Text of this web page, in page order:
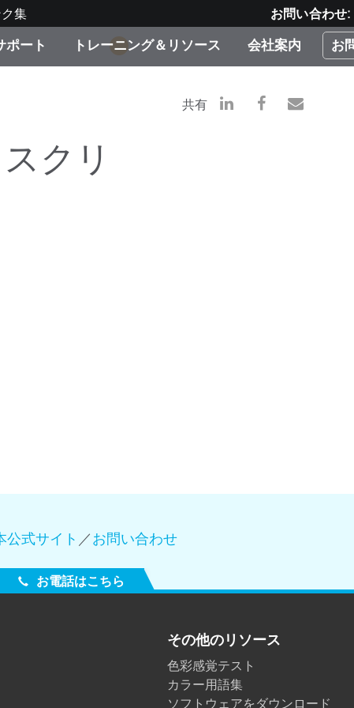
集 お問い合わせ:
生産終了製品：アップグレー
キャンペーン
機材貸出サービス（無料）
ディスプレイメーカー＆プリ
ンターメーカー対象 OEM ソ
ポート トレーニング＆リソース 会社案内 お
1
共有
クリ
公式サイト ／お問い合わせ
お電話はこちら
その他のリソース
色彩感覚テスト
カラー用語集
ソフトウェアをダウンロード